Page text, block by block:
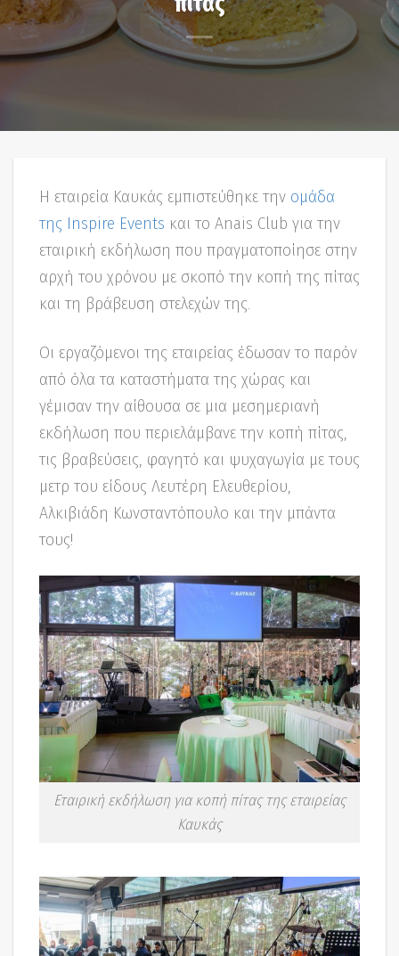
Η εταιρεία Καυκάς εμπιστεύθηκε την ομάδα
της Inspire Events και το Anais Club για την
εταιρική εκδήλωση που πραγματοποίησε στην
αρχή του χρόνου με σκοπό την κοπή της πίτας
και τη βράβευση στελεχών της.
Οι εργαζόμενοι της εταιρείας έδωσαν το παρόν
από όλα τα καταστήματα της χώρας και
γέμισαν την αίθουσα σε μια μεσημεριανή
εκδήλωση που περιελάμβανε την κοπή πίτας,
τις βραβεύσεις, φαγητό και ψυχαγωγία με τους
μετρ του είδους Λευτέρη Ελευθερίου,
Αλκιβιάδη Κωνσταντόπουλο και την μπάντα
τους!
Εταιρική εκδήλωση για κοπή πίτας της εταιρείας
Καυκάς